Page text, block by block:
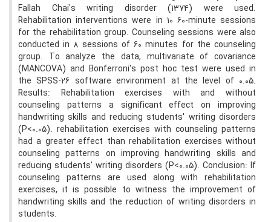
Fallah Chai's writing disorder (1374) were used.
Rehabilitation interventions were in 10 60-minute sessions
for the rehabilitation group. Counseling sessions were also
conducted in 8 sessions of 60 minutes for the counseling
group. To analyze the data, multivariate of covariance
(MANCOVA) and Bonferroni's post hoc test were used in
the SPSS-26 software environment at the level of 0.05.
Results: Rehabilitation exercises with and without
counseling patterns a significant effect on improving
handwriting skills and reducing students' writing disorders
(P<0.05). rehabilitation exercises with counseling patterns
had a greater effect than rehabilitation exercises without
counseling patterns on improving handwriting skills and
reducing students' writing disorders (P<0.05). Conclusion: If
counseling patterns are used along with rehabilitation
exercises, it is possible to witness the improvement of
handwriting skills and the reduction of writing disorders in
students.